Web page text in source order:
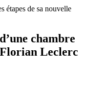
étapes de sa nouvelle
chambre
Leclerc